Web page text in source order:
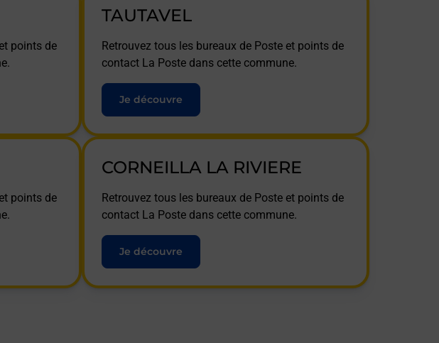
points de
TAUTAVEL
Retrouvez tous les bureaux de Poste et points de
contact La Poste dans cette commune.
Je découvre
points de
CORNEILLA LA RIVIERE
Retrouvez tous les bureaux de Poste et points de
contact La Poste dans cette commune.
Je découvre